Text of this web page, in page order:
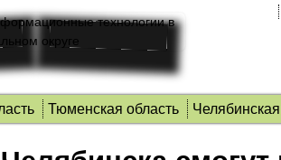
Тюменская область